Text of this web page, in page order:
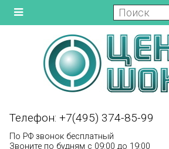
Телефон: +7(495) 374-85-99
По РФ звонок бесплатный
Звоните по будням с 09:00 до 19:00